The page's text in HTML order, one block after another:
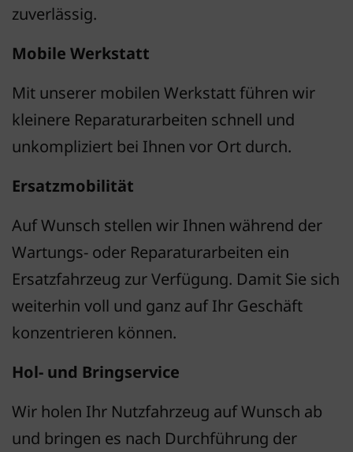
zuverlässig.
Mobile Werkstatt
Mit unserer mobilen Werkstatt führen wir
kleinere Reparaturarbeiten schnell und
unkompliziert bei Ihnen vor Ort durch.
Ersatzmobilität
Auf Wunsch stellen wir Ihnen während der
Wartungs- oder Reparaturarbeiten ein
Ersatzfahrzeug zur Verfügung. Damit Sie sich
weiterhin voll und ganz auf Ihr Geschäft
konzentrieren können.
Hol- und Bringservice
Wir holen Ihr Nutzfahrzeug auf Wunsch ab
und bringen es nach Durchführung der